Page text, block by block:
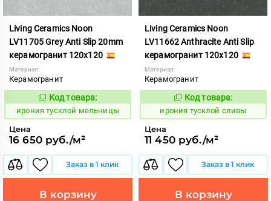
Living Ceramics Noon
LV11705 Grey Anti Slip 20mm
керамогранит 120x120
Материал:
Керамогранит
1107049
Код товара:
ирония тусклой мельницы
Цена
16 650 руб./м²
Заказ в 1 клик
В корзину
Living Ceramics Noon
LV11662 Anthracite Anti Slip
керамогранит 120x120
Материал:
Керамогранит
1107011
Код товара:
ирония тусклой сливы
Цена
11 450 руб./м²
Заказ в 1 клик
В корзину